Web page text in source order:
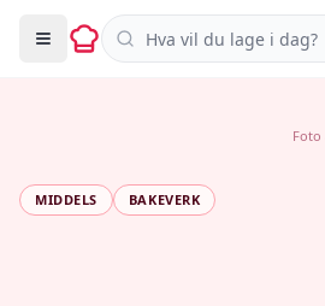
Søk i oppskrifter
MIDDELS BAKEVERK
Foto